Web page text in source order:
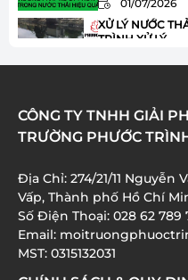
01/07/2026
XỬ LÝ NƯỚC
TRÌNH XỬ LÝ
HÓA CHẤT
ĐIỂM VÀ ỨNG
XỬ LÝ AMONI
TRỌNG BẠN
01/07/2026
CÔNG TY TNHH GIẢI
TRƯỜNG PHƯỚC
Địa Chỉ: 274/21/11 Nguyễn
Vấp, Thành phố Hồ Chí
Số Điện Thoại: 028 62 789
Email:
MST: 0315132031